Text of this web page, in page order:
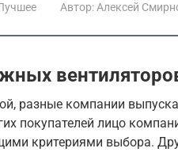
Автор: Алексей
разные компании
покупателей лицо
критериями выбора.